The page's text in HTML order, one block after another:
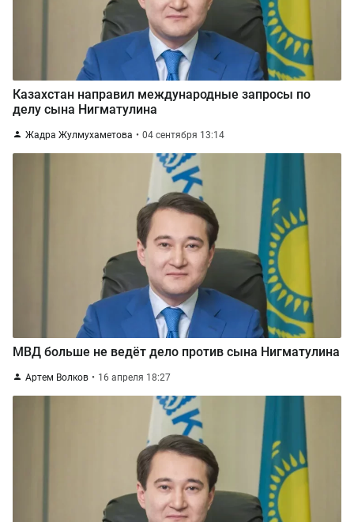
Казахстан направил международные запросы по
делу сына Нигматулина
Жадра Жулмухаметова 04 сентября 13:14
МВД больше не ведёт дело против сына Нигматулина
Артем Волков 16 апреля 18:27